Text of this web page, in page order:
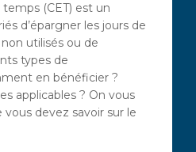
(CET) est un
d’épargner les jours de
utilisés ou de
types de
en bénéficier ?
applicables ? On vous
devez savoir sur le